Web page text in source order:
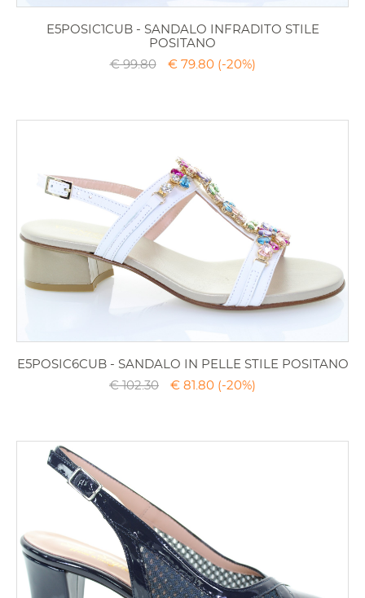
E5POSIC1CUB - SANDALO INFRADITO STILE
POSITANO
€ 99.80
€ 79.80(-20%)
E5POSIC6CUB - SANDALO IN PELLE STILE POSITANO
€ 102.30
€ 81.80 (-20%)